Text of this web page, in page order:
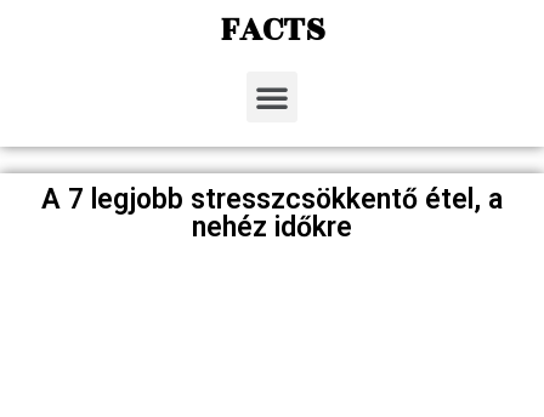
FACTS
A 7 legjobb stresszcsökkentő étel, a
nehéz időkre